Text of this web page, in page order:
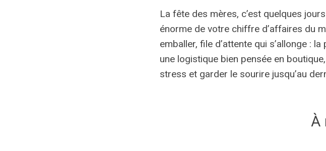
La fête des mères, c’est quelques
énorme de votre chiffre d’affaires du
emballer, file d’attente qui s’allonge :
une logistique bien pensée en
stress et garder le sourire jusqu’au
À